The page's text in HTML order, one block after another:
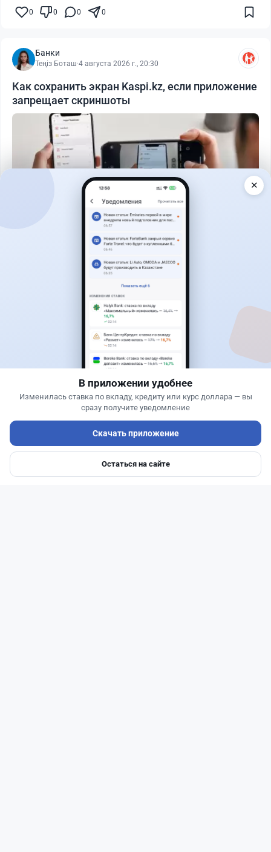
0 0 0 0
Банки
Теңіз Боташ·4 августа 2026 г., 20:30
Как сохранить экран Kaspi.kz, если приложение
запрещает скриншоты
21
5 августа 2026 г., 13:10
Alatau City Bank разыгрывает 33 млн тенге:
какие условия скрываются в правилах акции
Ипотеки Авто
✕
В приложении удобнее
Изменилась ставка по вкладу, кредиту или курс доллара — вы
сразу получите уведомление
Скачать приложение
Остаться на сайте